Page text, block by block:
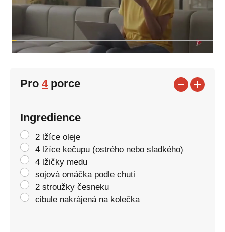
Pro 4porce
Ingredience
2 lžíce oleje
4 lžíce kečupu (ostrého nebo sladkého)
4 lžičky medu
sojová omáčka podle chuti
2 stroužky česneku
cibule nakrájená na kolečka